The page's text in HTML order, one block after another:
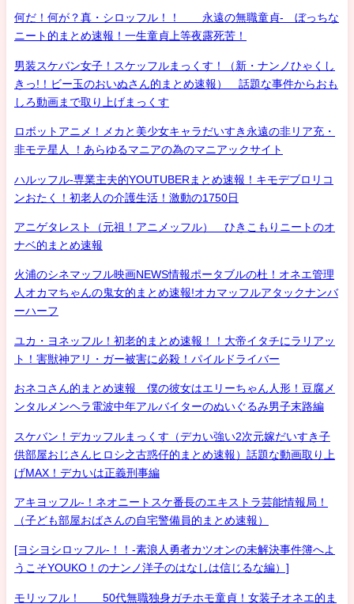
何だ！何が？真・シロッフル！！ 永遠の無職童貞- ぼっちな
ニート的まとめ速報！一生童貞上等夜露死苦！
男装スケバン女子！スケッフルまっくす！（新・ナンノひゃくし
きっ!！ビー玉のおいぬさん的まとめ速報） 話題な事件からおも
しろ動画まで取り上げまっくす
ロボットアニメ！メカと美少女キャラだいすき永遠の非リア充・
非モテ星人 ！あらゆるマニアの為のマニアックサイト
ハルッフル-専業主夫的YOUTUBERまとめ速報！キモデブロリコ
ンおたく！初老人の介護生活！激動の1750日
アニゲタレスト（元祖！アニメッフル） ひきこもりニートのオ
ナベ的まとめ速報
火浦のシネマッフル映画NEWS情報ポータブルの杜！オネエ管理
人オカマちゃんの鬼女的まとめ速報!オカマッフルアタックナンバ
ーハーフ
ユカ・ヨネッフル！初老的まとめ速報！！大帝イタチにラリアッ
ト！害獣神アリ・ガー被害に必殺！パイルドライバー
おネコさん的まとめ速報 僕の彼女はエリーちゃん人形！豆腐メ
ンタルメンヘラ電波中年アルバイターのぬいぐるみ男子末路編
スケバン！デカッフルまっくす（デカい強い2次元嫁だいすき子
供部屋おじさんヒロシ之古惑仔的まとめ速報）話題な動画取り上
げMAX！デカいは正義刑事編
アキヨッフル-！ネオニートスケ番長のエキストラ芸能情報局！
（子ども部屋おばさんの自宅警備員的まとめ速報）
[ヨシヨシロッフル-！！-素浪人勇者カツオンの未解決事件簿へよ
うこそYOUKO！のナンノ洋子のはなしは信じるな編）]
モリッフル！ 50代無職独身ガチホモ童貞！女装子オネエ的ま